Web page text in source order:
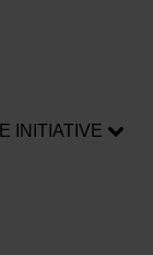
INITIATIVE